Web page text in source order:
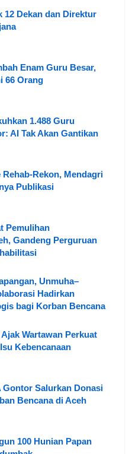
12 Dekan dan Direktur
Enam Guru Besar,
66 Orang
1.488 Guru
AI Tak Akan Gantikan
Rekon, Mendagri
Publikasi
Pemulihan
Gandeng Perguruan
Unmuha–
Hadirkan
bagi Korban Bencana
Wartawan Perkuat
Kebencanaan
Gontor Salurkan Donasi
Bencana di Aceh
100 Hunian Papan